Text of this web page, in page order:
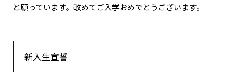
と願っています。改めてご入学おめでとうございます。
新入生宣誓